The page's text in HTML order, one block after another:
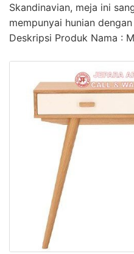
Skandinavian, meja ini
mempunyai hunian
Deskripsi Produk Nama :